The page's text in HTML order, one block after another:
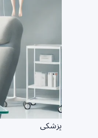
پزشکی